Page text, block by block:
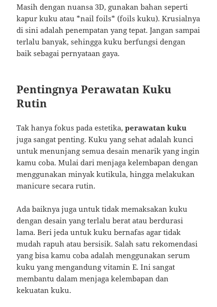
Masih dengan nuansa 3D, gunakan bahan seperti
kapur kuku atau *nail foils* (foils kuku). Krusialnya
di sini adalah penempatan yang tepat. Jangan sampai
terlalu banyak, sehingga kuku berfungsi dengan
baik sebagai pernyataan gaya.
Pentingnya Perawatan Kuku
Rutin
Tak hanya fokus pada estetika,perawatan kuku
juga sangat penting. Kuku yang sehat adalah kunci
untuk menunjang semua desain menarik yang ingin
kamu coba. Mulai dari menjaga kelembapan dengan
menggunakan minyak kutikula, hingga melakukan
manicure secara rutin.
Ada baiknya juga untuk tidak memaksakan kuku
dengan desain yang terlalu berat atau berdurasi
lama. Beri jeda untuk kuku bernafas agar tidak
mudah rapuh atau bersisik. Salah satu rekomendasi
yang bisa kamu coba adalah menggunakan serum
kuku yang mengandung vitamin E. Ini sangat
membantu dalam menjaga kelembapan dan
kekuatan kuku.